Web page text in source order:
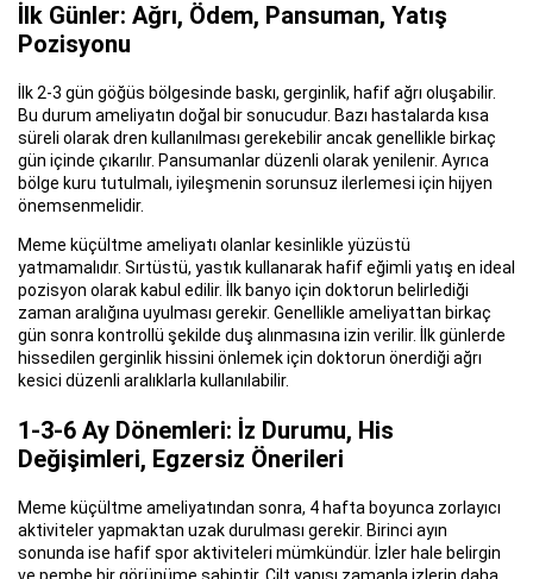
İlk Günler: Ağrı, Ödem, Pansuman, Yatış
Pozisyonu
İlk 2-3 gün göğüs bölgesinde baskı, gerginlik, hafif ağrı oluşabilir.
Bu durum ameliyatın doğal bir sonucudur. Bazı hastalarda kısa
süreli olarak dren kullanılması gerekebilir ancak genellikle birkaç
gün içinde çıkarılır. Pansumanlar düzenli olarak yenilenir. Ayrıca
bölge kuru tutulmalı, iyileşmenin sorunsuz ilerlemesi için hijyen
önemsenmelidir.
Meme küçültme ameliyatı olanlar kesinlikle yüzüstü
yatmamalıdır. Sırtüstü, yastık kullanarak hafif eğimli yatış en ideal
pozisyon olarak kabul edilir. İlk banyo için doktorun belirlediği
zaman aralığına uyulması gerekir. Genellikle ameliyattan birkaç
gün sonra kontrollü şekilde duş alınmasına izin verilir. İlk günlerde
hissedilen gerginlik hissini önlemek için doktorun önerdiği ağrı
kesici düzenli aralıklarla kullanılabilir.
1-3-6 Ay Dönemleri: İz Durumu, His
Değişimleri, Egzersiz Önerileri
Meme küçültme ameliyatından sonra, 4 hafta boyunca zorlayıcı
aktiviteler yapmaktan uzak durulması gerekir. Birinci ayın
sonunda ise hafif spor aktiviteleri mümkündür. İzler hale belirgin